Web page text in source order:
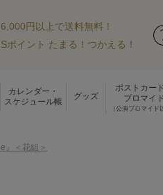
6,000円以上で送料無料！
Sポイント たまる！つかえる！
カレンダー・
スケジュール帳
グッズ
ポストカー
ブロマイ
（公演ブロマイド
』＜花組＞